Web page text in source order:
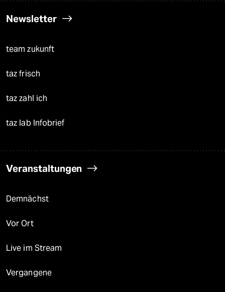
Newsletter
team zukunft
taz frisch
taz zahl ich
taz lab Infobrief
Veranstaltungen
Demnächst
Vor Ort
Live im Stream
Vergangene